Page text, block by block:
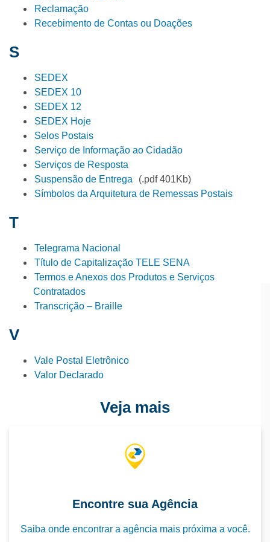
Reclamação
Recebimento de Contas ou Doações
S
SEDEX
SEDEX 10
SEDEX 12
SEDEX Hoje
Selos Postais
Serviço de Informação ao Cidadão
Serviços de Resposta
Suspensão de Entrega
(.pdf 401Kb)
Símbolos da Arquitetura de Remessas Postais
T
Telegrama Nacional
Título de Capitalização TELE SENA
Termos e Anexos dos Produtos e Serviços
Contratados
Transcrição – Braille
V
Vale Postal Eletrônico
Valor Declarado
Veja mais
Encontre sua Agência
Saiba onde encontrar a agência mais próxima a você.